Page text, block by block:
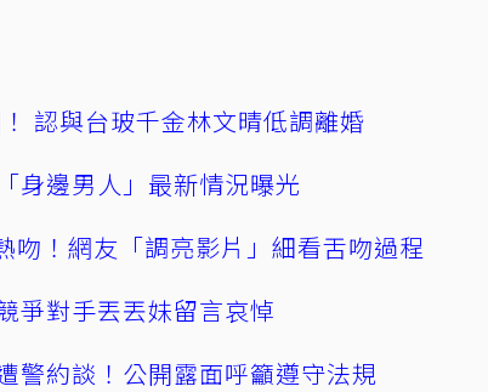
認與台玻千金林文晴低調離婚
身邊男人」最新情況曝光
吻！網友「調亮影片」細看舌吻過程
爭對手丟丟妹留言哀悼
警約談！公開露面呼籲遵守法規